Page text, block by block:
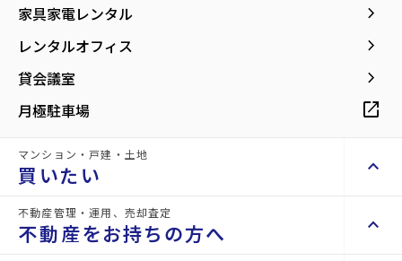
家具家電レンタル keyboard_arrow_right
レンタルオフィス keyboard_arrow_right
貸会議室 keyboard_arrow_right
月極駐車場 open_in_new
マンション・戸建・土地
買いたい keyboard_arrow_up
不動産を買いたい方へ keyboard_arrow_right
不動産管理・運用、売却査定
不動産をお持ちの方へ keyboard_arrow_up
アクセス
仙台市地下鉄南北線/泉中央駅 徒歩3分
ト)